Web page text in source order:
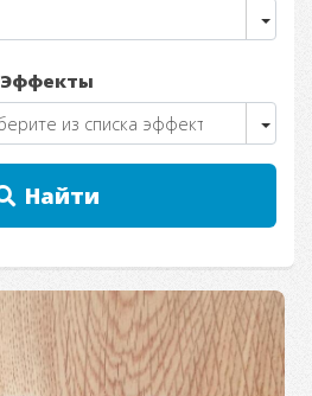
Эффекты
Найти